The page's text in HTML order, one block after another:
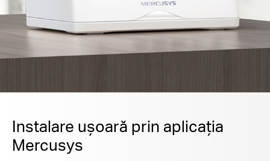
Instalare ușoară prin aplicația
Mercusys